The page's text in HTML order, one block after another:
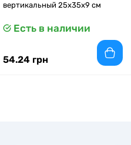
вертикальный 25х35х9 см
Есть в наличии
54.24 грн